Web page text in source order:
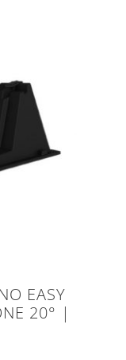
EASY
20° |